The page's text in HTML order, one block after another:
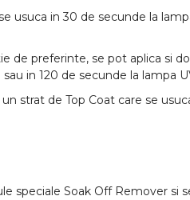
usuca in 30 de secunde la
de preferinte, se pot aplica si
in 120 de secunde la lampa
strat de Top Coat care se
speciale Soak Off Remover si